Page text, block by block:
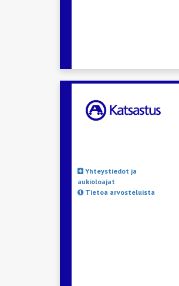
Yhteystiedot ja
aukioloajat
Tietoa arvosteluista